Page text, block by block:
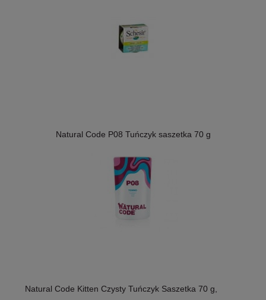
Natural Code P08 Tuńczyk saszetka 70 g
Natural Code Kitten Czysty Tuńczyk Saszetka 70 g,